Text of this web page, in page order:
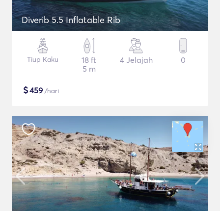
Diverib 5.5 Inflatable Rib
Tiup Kaku
18 ft
5 m
4 Jelajah 0
$459 /hari